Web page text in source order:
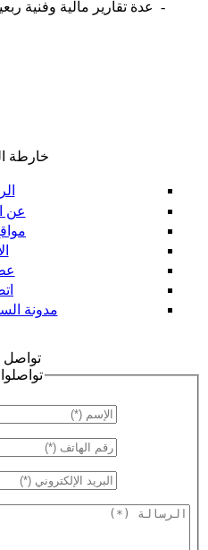
- عدة تقارير مالية وفنية
خارطة
عن
مدونة
تواصل
‏البريد الإلكتروني ‏*
‏الرسالة ‏*